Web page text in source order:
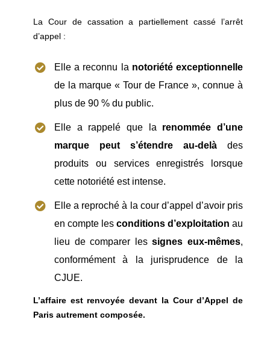
La Cour de cassation a partiellement cassé l’arrêt
d’appel :
Elle a reconnu la notoriété exceptionnelle
de la marque « Tour de France », connue à
plus de 90 % du public.
Elle a rappelé que la renommée d’une
marque peut s’étendre au-delà des
produits ou services enregistrés lorsque
cette notoriété est intense.
Elle a reproché à la cour d’appel d’avoir pris
en compte les conditions d’exploitation au
lieu de comparer lessignes eux-mêmes,
conformément à la jurisprudence de la
CJUE.
L’affaire est renvoyée devant la Cour d’Appel de
Paris autrement composée.